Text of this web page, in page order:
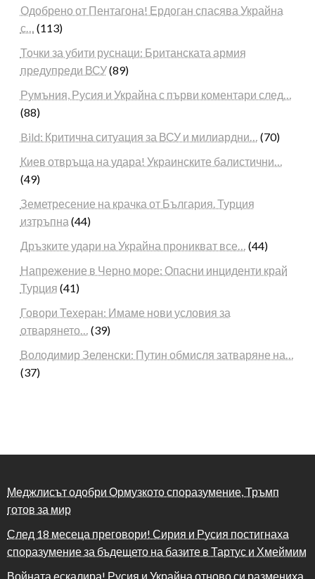
Одобрено от Пентагона! Ердоган спасява Украйна
с… (113)
Точки за убити руснаци: Британската армия
предупреди ВСУ(89)
Румъния, Русия и Украйна с първи коментари след…
(88)
Bild: Критична ситуация за ВСУ и милиардни… (70)
Киев отвръща на удара! Украинските балистични…
(49)
Земетресение на крачка от България. Турция
изтръпна (44)
Дръзките удари на Украйна проникват все… (44)
Напрежение в Черно море: Опасни инциденти край
Турция (41)
Говори Техеран: Имаме нови условия за
отварянето… (39)
Володимир Зеленски: Путин обмисля затваряне на…
(37)
Меджлисът одобри Ормузкото споразумение, Тръмп
готов за мир
След 18 месеца преговори! Сирия и Русия постигнаха
споразумение за бъдещето на базите в Тартус и Хмеймим
Войната ескалира! Русия и Украйна отново си размениха